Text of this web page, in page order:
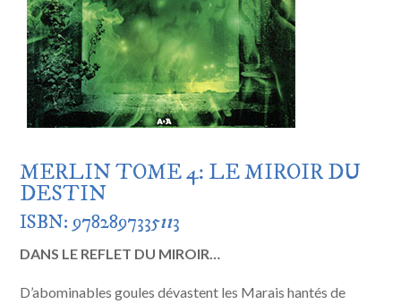
MERLIN TOME 4: LE MIROIR DU
DESTIN
ISBN: 9782897335113
DANS LE REFLET DU MIROIR…
D’abominables goules dévastent les Marais hantés de